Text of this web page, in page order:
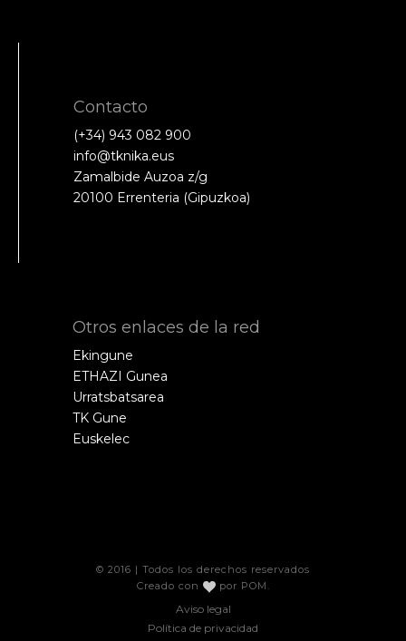
Contacto
(+34) 943 082 900
info@tknika.eus
Zamalbide Auzoa z/g
20100 Errenteria (Gipuzkoa)
Otros enlaces de la red
Ekingune
ETHAZI Gunea
Urratsbatsarea
TK Gune
Euskelec
© 2016 | Todos los derechos reservados
Creado con
por POM .
Aviso legal
Política de privacidad